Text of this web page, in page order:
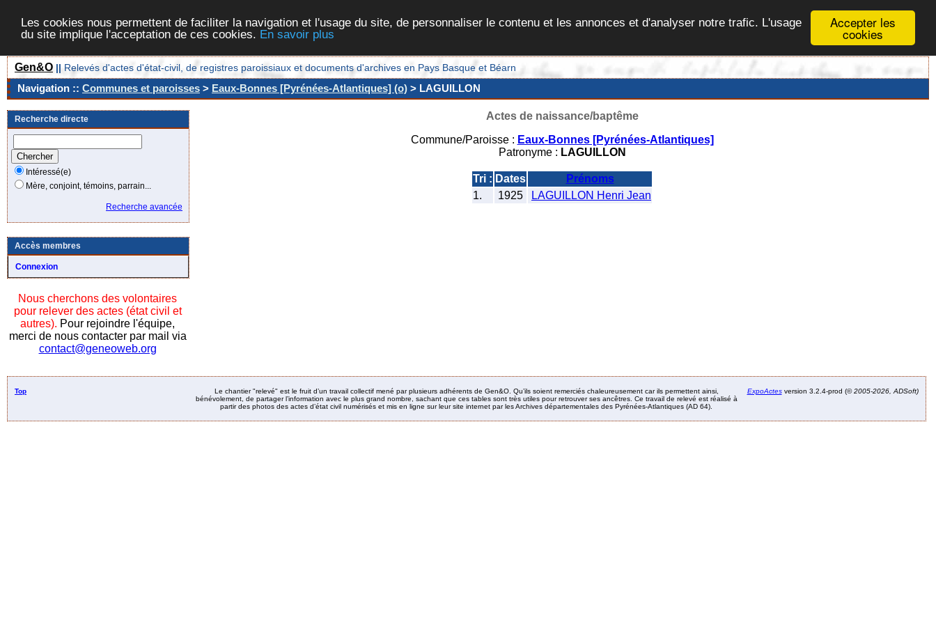
Accepter les
cookies
Les cookies nous permettent de faciliter la navigation et l'usage du site, de personnaliser le contenu et les annonces et d'analyser notre trafic. L'usage
du site implique l'acceptation de ces cookies. En savoir plus
Gen&O || Relevés d'actes d'état-civil, de registres paroissiaux et documents d'archives en Pays Basque et Béarn
Navigation :: Communes et paroisses > Eaux-Bonnes [Pyrénées-Atlantiques] (o) > LAGUILLON
Recherche directe
Intéressé(e)
Mère, conjoint, témoins, parrain...
Recherche avancée
Accès membres
Connexion
Nous cherchons des volontaires
pour relever des actes (état civil et
autres). Pour rejoindre l'équipe,
merci de nous contacter par mail via
contact@geneoweb.org
Actes de naissance/baptême
Commune/Paroisse : Eaux-Bonnes [Pyrénées-Atlantiques]
Patronyme : LAGUILLON
Tri : Dates
Prénoms
1.
1925 LAGUILLON Henri Jean
Top
Le chantier "relevé" est le fruit d’un travail collectif mené par plusieurs adhérents de Gen&O. Qu’ils soient remerciés chaleureusement car ils permettent ainsi,
bénévolement, de partager l’information avec le plus grand nombre, sachant que ces tables sont très utiles pour retrouver ses ancêtres. Ce travail de relevé est réalisé à
partir des photos des actes d’état civil numérisés et mis en ligne sur leur site internet par les Archives départementales des Pyrénées-Atlantiques (AD 64).
ExpoActesversion 3.2.4-prod (©2005-2026, ADSoft)